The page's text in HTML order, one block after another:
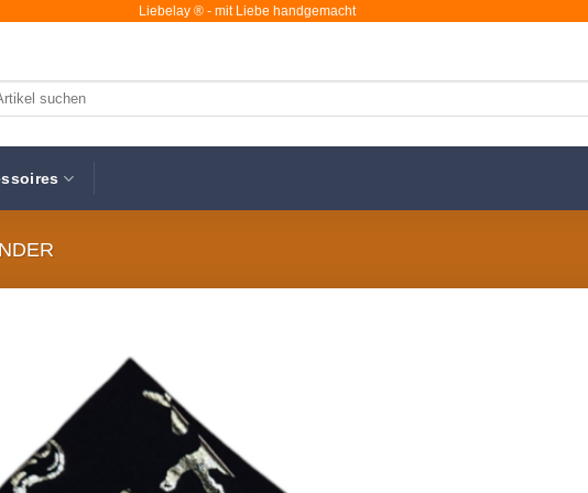
Liebelay ® - mit Liebe handgemacht